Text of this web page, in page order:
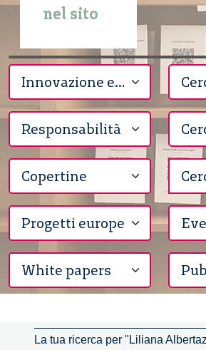
nel sito
La tua ricerca per "Liliana